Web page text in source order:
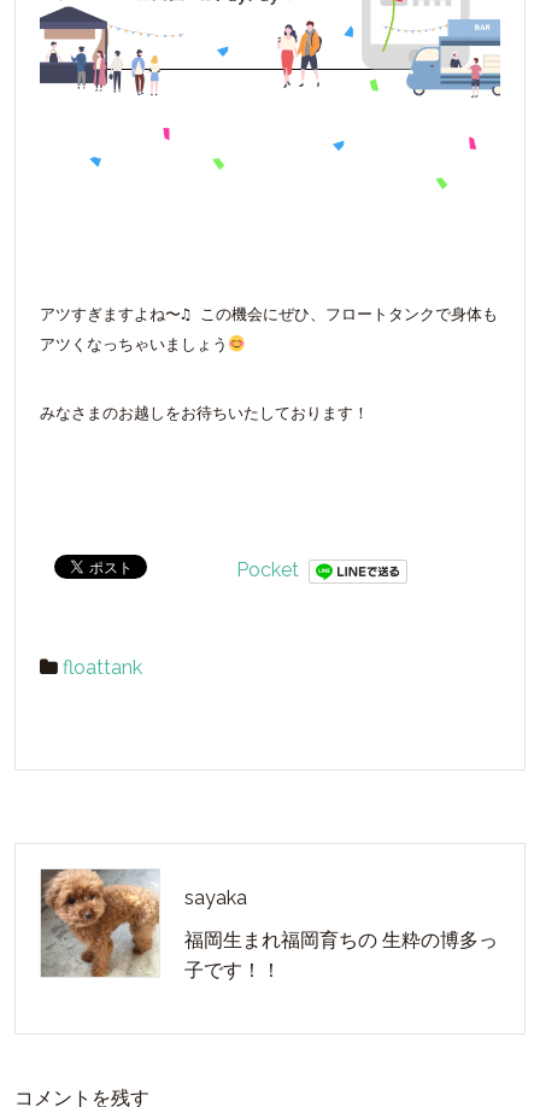
アツすぎますよね〜♫ この機会にぜひ、フロートタンクで身体も
アツくなっちゃいましょう
みなさまのお越しをお待ちいたしております！
Pocket
floattank
sayaka
福岡生まれ福岡育ちの 生粋の博多っ
子です！！
コメントを残す